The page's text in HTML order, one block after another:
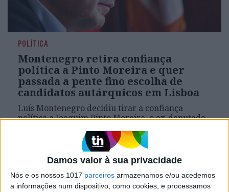
Damos valor à sua privacidade
Nós e os nossos 1017 parceiros armazenamos e/ou acedemos
a informações num dispositivo, como cookies, e processamos
POLÍTICA
Montenegro retira confiança
política a Pinto Moreira e quer
passada a pente fino escolha de
candidatos autárquicos em Lisboa
Luís Montenegro decidiu tirar a confiança
política a Joaquim Pinto Moreira, o ex-deputado
PSD e apesar de ter sido constituído arguido no
âmbito da Operação Vórtex. O líder social-
democrata mandou ainda abrir uma sindicância
à escolha dos candidatos autárquicos do partido
na capital, em 2017, um processo que está na
origem do caso "Tutti Frutti"